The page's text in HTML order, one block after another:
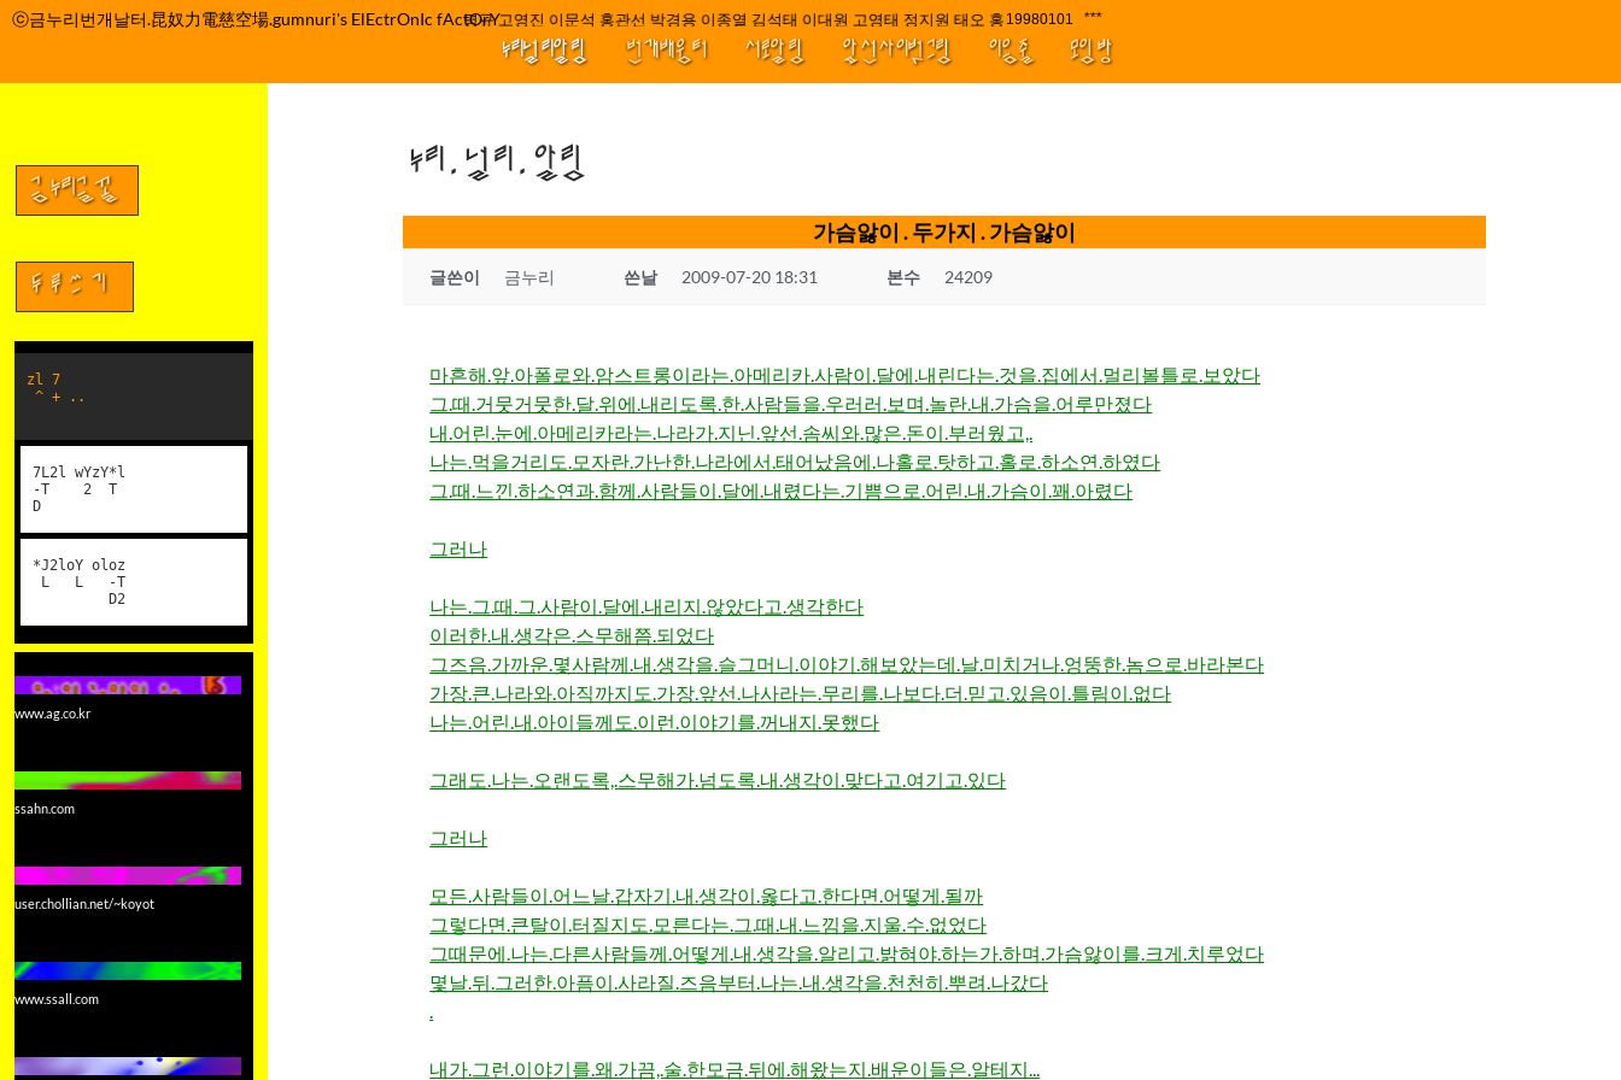
컨
기
ⓒ금누리번개날터.昆奴力電慈空場.gumnuri's ElEctrOnIc fActOrY박정관 조명규 고영진 이문석 홍관선 박경용 이종열 김석태 이대원 고영태 정지원 태오 홍 최윤호 백지원 김효정 금드레 임형모 양동열 안길재 김성태 이율 유성민 손윤희 이은미
19980101////||||****||||
누리널리알림 번개배움터 서로알림 앞선사이벗그림 이음줄 모임방
누리.널리.알림
가슴앓이 . 두가지 . 가슴앓이
글쓴이 금누리 쓴날 2009-07-20 18:31 본수 24209
마흔해.앞.아폴로와.암스트롱이라는.아메리카.사람이.달에.내린다는.것을.집에서.멀리볼틀로.보았다
그.때.거뭇거뭇한.달.위에.내리도록.한.사람들을.우러러.보며.놀란.내.가슴을.어루만졌다
내.어린.눈에.아메리카라는.나라가.지닌.앞선.솜씨와.많은.돈이.부러웠고,.
나는.먹을거리도.모자란.가난한.나라에서.태어났음에.나홀로.탓하고.홀로.하소연.하였다
그.때.느낀.하소연과.함께.사람들이.달에.내렸다는.기쁨으로.어린.내.가슴이.꽤.아렸다
그러나
나는.그.때.그.사람이.달에.내리지.않았다고.생각한다
이러한.내.생각은.스무해쯤.되었다
그즈음.가까운.몇사람께.내.생각을.슬그머니.이야기.해보았는데.날.미치거나.엉뚱한.놈으로.바라본다
가장.큰.나라와.아직까지도.가장.앞선.나사라는.무리를.나보다.더.믿고.있음이.틀림이.없다
나는.어린.내.아이들께도.이런.이야기를.꺼내지.못했다
그래도.나는.오랜도록,.스무해가.넘도록.내.생각이.맞다고.여기고.있다
그러나
모든.사람들이.어느날.갑자기.내.생각이.옳다고.한다면.어떻게.될까
그렇다면.큰탈이.터질지도.모른다는.그.때.내.느낌을.지울.수.없었다
그때문에.나는.다른사람들께.어떻게.내.생각을.알리고.밝혀야.하는가.하며.가슴앓이를.크게.치루었다
몇날.뒤.그러한.아픔이.사라질.즈음부터.나는.내.생각을.천천히.뿌려.나갔다
.
내가.그런.이야기를.왜.가끔,.술.한모금.뒤에.해왔는지.배운이들은.알테지...
금누리글꼴
두루쓰기
zl 7
^ + ..
7L2l wYzY*l
-T 2 T
D
*J2loY oloz
L L -T
D2
www.ag.co.kr
ssahn.com
user.chollian.net/~koyot
www.ssall.com